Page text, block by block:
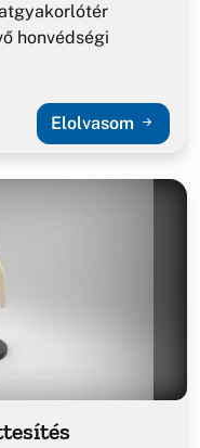
honvédségi
Elolvasom